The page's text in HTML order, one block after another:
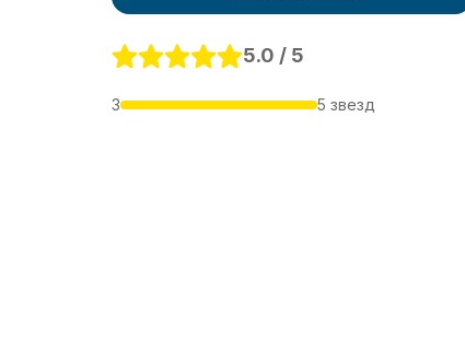
5.0 / 5
3 5 звезд